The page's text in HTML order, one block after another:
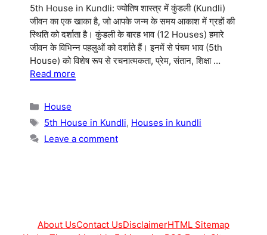
5th House in Kundli: ज्योतिष शास्त्र में कुंडली (Kundli)
जीवन का एक खाका है, जो आपके जन्म के समय आकाश में ग्रहों की
स्थिति को दर्शाता है। कुंडली के बारह भाव (12 Houses) हमारे
जीवन के विभिन्न पहलुओं को दर्शाते हैं। इनमें से पंचम भाव (5th
House) को विशेष रूप से रचनात्मकता, प्रेम, संतान, शिक्षा …
Read more
Categories
House
Tags
5th House in Kundli, Houses in kundli
Leave a comment
About UsContact UsDisclaimerHTML Sitemap